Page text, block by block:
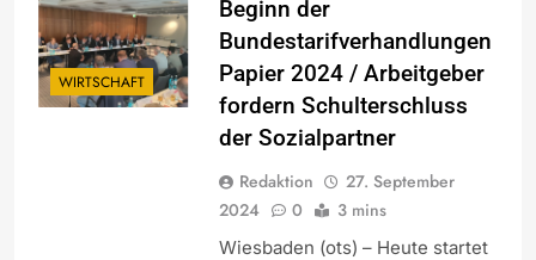
WIRTSCHAFT
Beginn der
Bundestarifverhandlungen
Papier 2024 / Arbeitgeber
fordern Schulterschluss
der Sozialpartner
Redaktion
27. September
2024
0 3 mins
Wiesbaden (ots) – Heute startet